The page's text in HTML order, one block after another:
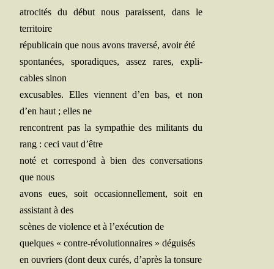
atro­ci­tés du début nous paraissent, dans le
territoire
répu­bli­cain que nous avons tra­ver­sé, avoir été
spon­ta­nées, spo­ra­diques, assez rares, expli­
cables sinon
excu­sables. Elles viennent d’en bas, et non
d’en haut ; elles ne
ren­contrent pas la sym­pa­thie des mili­tants du
rang : ceci vaut d’être
noté et cor­res­pond à bien des conver­sa­tions
que nous
avons eues, soit occa­sion­nel­le­ment, soit en
assis­tant à des
scènes de vio­lence et à l’exécution de
quelques « contre-révo­lu­tion­naires » déguisés
en ouvriers (dont deux curés, d’après la tonsure